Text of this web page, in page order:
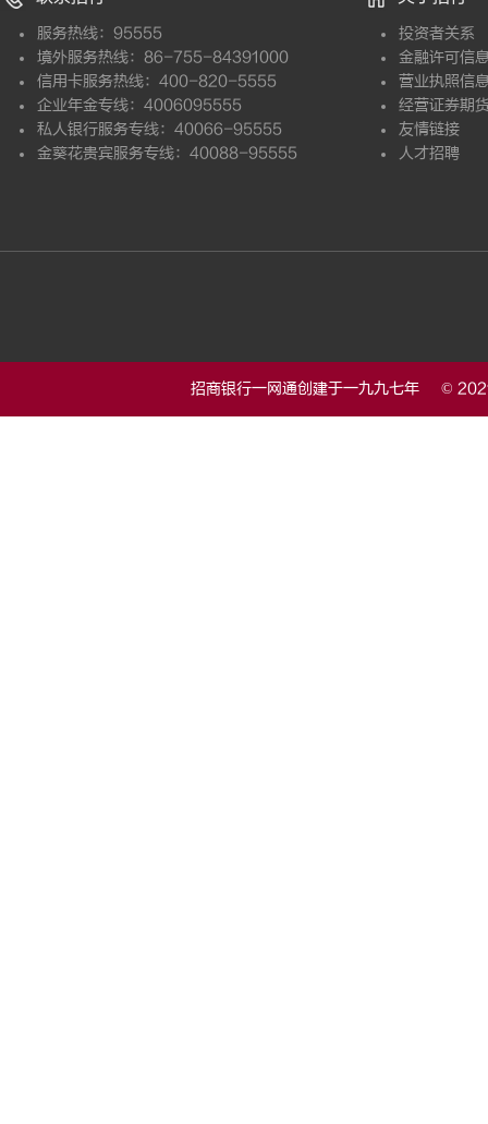
服务热线：95555
境外服务热线：86-755-84391000
信用卡服务热线：400-820-5555
企业年金专线：4006095555
私人银行服务专线：40066-95555
金葵花贵宾服务专线：40088-95555
投资者关系
金融许可信
营业执照信
经营证券期
友情链接
人才招聘
招商银行一网通创建于一九九七年 ©